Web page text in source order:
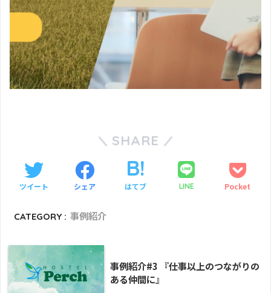
SHARE
ツイート シェア はてブ LINE Pocket
CATEGORY : 事例紹介
事例紹介#3 『仕事以上のつながりの
ある仲間に』​